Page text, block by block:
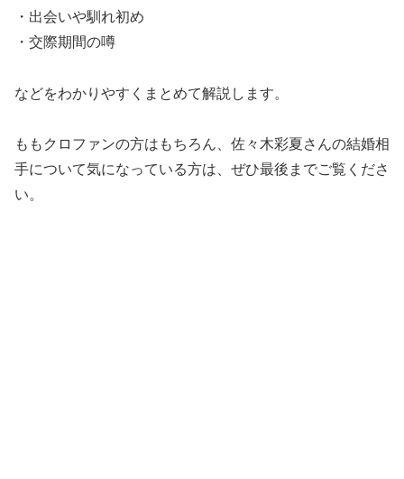
・出会いや馴れ初め
・交際期間の噂
などをわかりやすくまとめて解説します。
ももクロファンの方はもちろん、佐々木彩夏さんの結婚相
手について気になっている方は、ぜひ最後までご覧くださ
い。